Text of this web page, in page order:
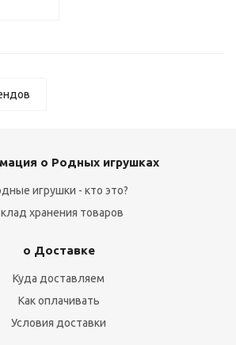
о Родных игрушках
игрушки - кто это?
хранения товаров
о Доставке
Куда доставляем
Как оплачивать
Условия доставки